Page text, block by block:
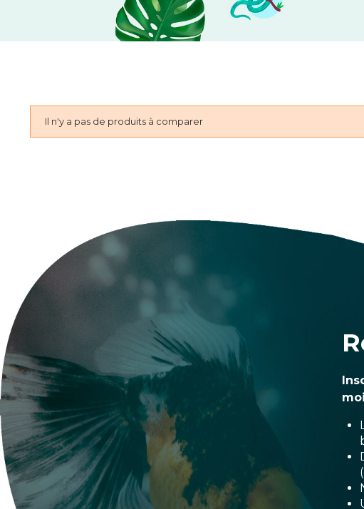
Il n'y a pas de produits à comparer